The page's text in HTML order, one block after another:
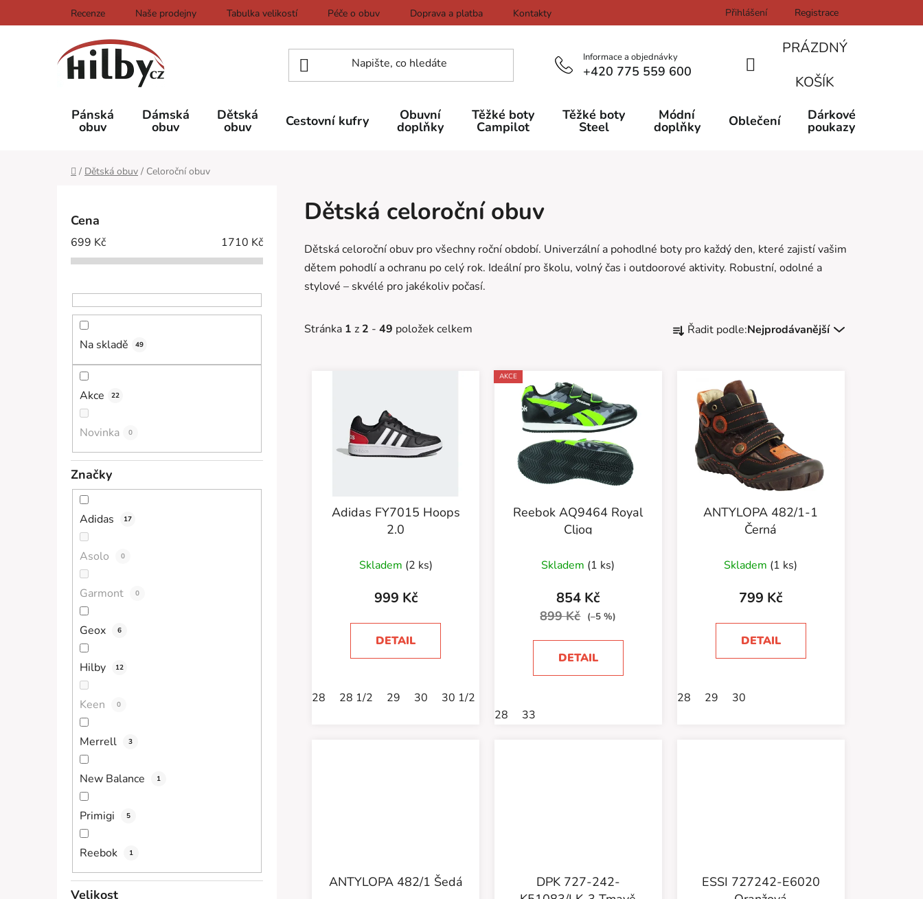
na
Recenze Naše prodejny Tabulka velikostí Péče o obuv Doprava a platba Kontakty Přihlášení Registrace
Informace a objednávky
+420 775 559 600
NÁKUPNÍ
KOŠÍK
PRÁZDNÝ
KOŠÍK
Pánská
obuv
Dámská
obuv
Dětská
obuv Cestovní kufry Obuvní
doplňky
Těžké boty
Campilot
Těžké boty
Steel
Módní
doplňky Oblečení Dárkové
poukazy
Domů
/ Dětská obuv / Celoroční obuv
Cena
699 Kč 1710 Kč
Na skladě 49
Akce 22
Novinka 0
Značky
Adidas 17
Asolo 0
Garmont 0
Geox 6
Hilby 12
Keen 0
Merrell 3
New Balance 1
Primigi 5
Reebok 1
Velikost
Dětská celoroční obuv
Dětská celoroční obuv pro všechny roční období. Univerzální a pohodlné boty pro každý den, které zajistí vašim
dětem pohodlí a ochranu po celý rok. Ideální pro školu, volný čas i outdoorové aktivity. Robustní, odolné a
stylové – skvélé pro jakékoliv počasí.
Stránka 1 z 2 - 49 položek celkem
a Řadit podle:Nejprodávanější
Adidas FY7015 Hoops
2.0
Skladem (2 ks)
999 Kč
DETAIL
28 28 1/2 29 30 30 1/2 35 35 1/2 36
AKCE
Reebok AQ9464 Royal
Cljog
Skladem (1 ks)
854 Kč
899 Kč (–5 %)
DETAIL
28 33
ANTYLOPA 482/1-1
Černá
Skladem (1 ks)
799 Kč
DETAIL
28 29 30
ANTYLOPA 482/1 Šedá
DPK 727-242-
ESSI 727242-E6020